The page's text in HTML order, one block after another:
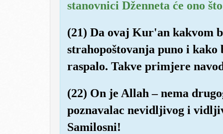
stanovnici Dženneta će ono
(21) Da ovaj Kur'an kakvom
strahopoštovanja puno i
raspalo. Takve primjere
(22) On je Allah – nema
poznavalac nevidljivog i
Samilosni!